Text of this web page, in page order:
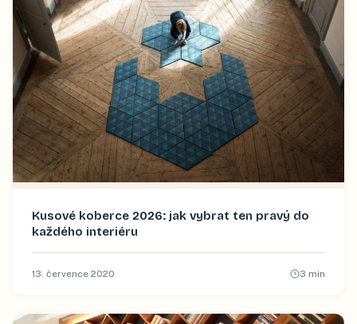
Kusové koberce 2026: jak vybrat ten pravý do
každého interiéru
13. července 2020 3 min